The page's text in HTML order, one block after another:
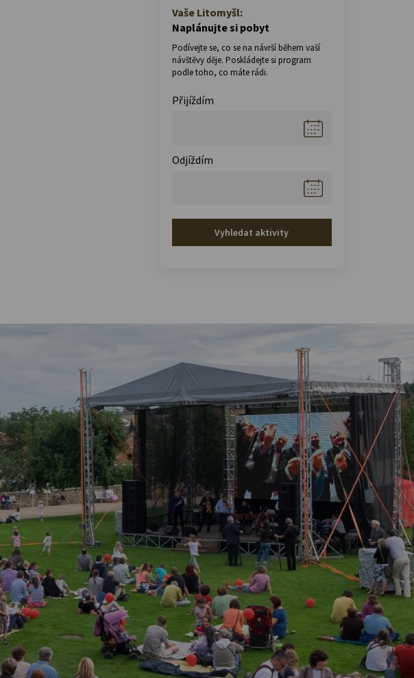
Vaše Litomyšl:
Naplánujte si pobyt
Podívejte se, co se na návrší během vaší
návštěvy děje. Poskládejte si program
podle toho, co máte rádi.
Přijíždím
Odjíždím
Vyhledat aktivity